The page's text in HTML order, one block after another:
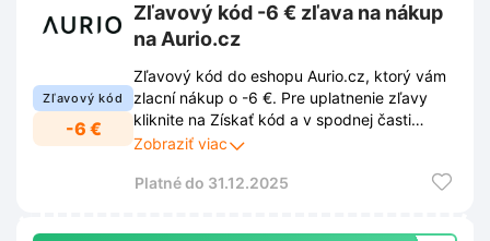
Zľavový kód
-6 €
Zľavový kód -6 € zľava na nákup
na Aurio.cz
Zľavový kód do eshopu Aurio.cz, ktorý vám
zlacní nákup o -6 €. Pre uplatnenie zľavy
kliknite na Získať kód a v spodnej časti
stránky sa prihláste odberu ich newslettera.
trendoch, nových produktoch a
Zobraziť viac
Platné do 31.12.2025